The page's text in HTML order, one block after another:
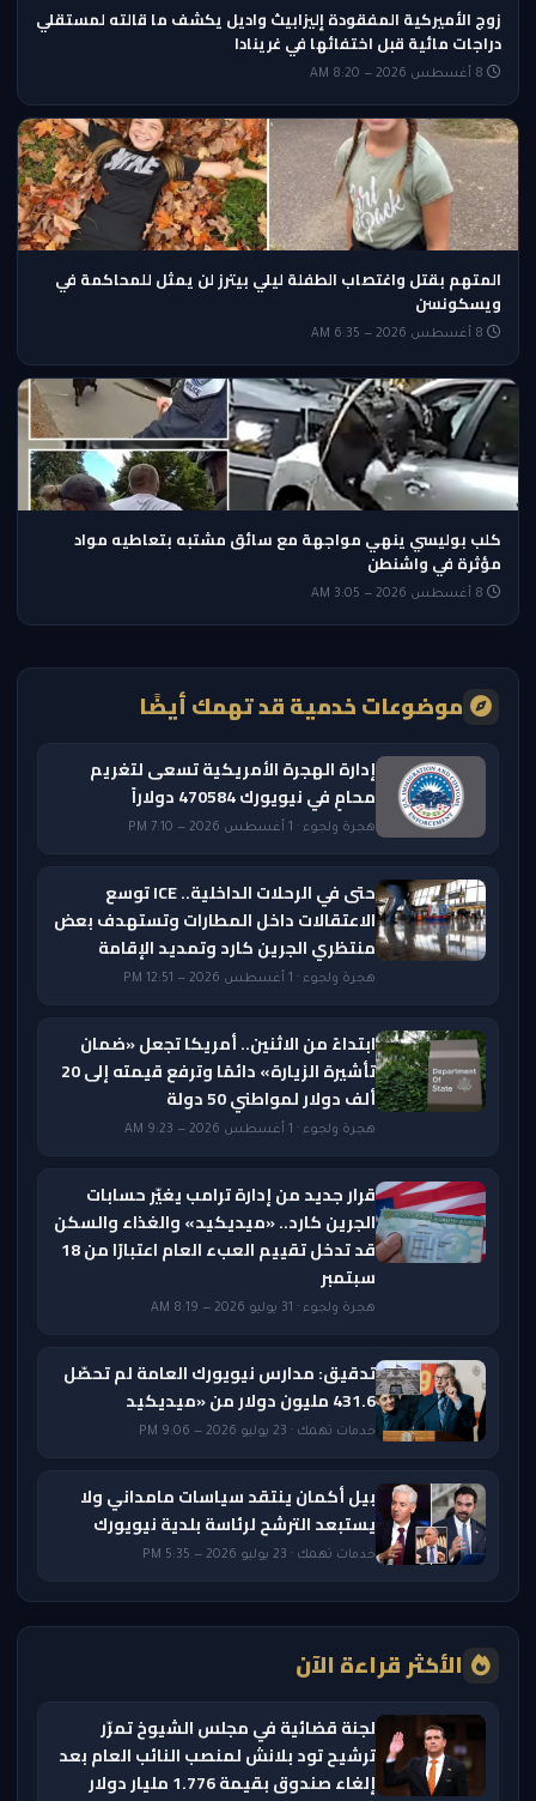
زوج الأميركية المفقودة إليزابيث واديل يكشف ما قالته لمستقلي
دراجات مائية قبل اختفائها في غرينادا
المتهم بقتل واغتصاب الطفلة ليلي بيترز لن يمثل للمحاكمة في
ويسكونسن
كلب بوليسي ينهي مواجهة مع سائق مشتبه بتعاطيه مواد
مؤثرة في واشنطن
موضوعات خدمية قد تهمك أيضًا
إدارة الهجرة الأمريكية تسعى لتغريم
محامٍ في نيويورك 470584 دولاراً
هجرة ولجوء · 1 أغسطس 2026 — 7:10 PM
حتى في الرحلات الداخلية.. ICE توسع
الاعتقالات داخل المطارات وتستهدف بعض
منتظري الجرين كارد وتمديد الإقامة
هجرة ولجوء · 1 أغسطس 2026 — 12:51 PM
ابتداءً من الاثنين.. أمريكا تجعل «ضمان
تأشيرة الزيارة» دائمًا وترفع قيمته إلى 20
ألف دولار لمواطني 50 دولة
هجرة ولجوء · 1 أغسطس 2026 — 9:23 AM
قرار جديد من إدارة ترامب يغيّر حسابات
الجرين كارد.. «ميديكيد» والغذاء والسكن
قد تدخل تقييم العبء العام اعتبارًا من 18
سبتمبر
هجرة ولجوء · 31 يوليو 2026 — 8:19 AM
تدقيق: مدارس نيويورك العامة لم تحصّل
431.6 مليون دولار من «ميديكيد
خدمات تهمك · 23 يوليو 2026 — 9:06 PM
بيل أكمان ينتقد سياسات مامداني ولا
يستبعد الترشح لرئاسة بلدية نيويورك
خدمات تهمك · 23 يوليو 2026 — 5:35 PM
الأكثر قراءة الآن
لجنة قضائية في مجلس الشيوخ تمرّر
ترشيح تود بلانش لمنصب النائب العام بعد
إلغاء صندوق بقيمة 1.776 مليار دولار